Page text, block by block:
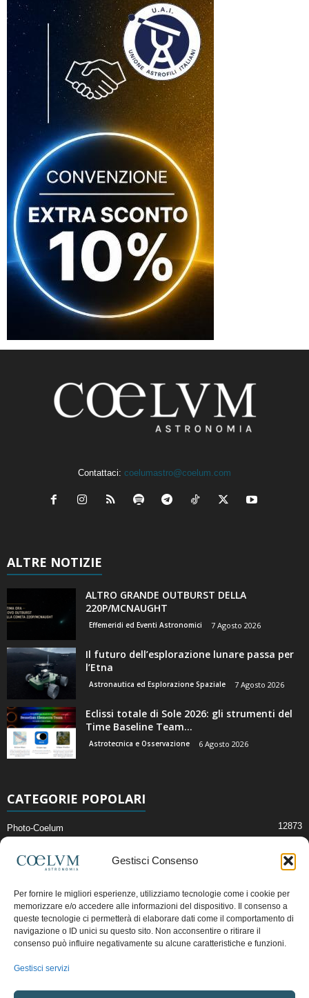
Gestisci Consenso
Per fornire le migliori esperienze, utilizziamo tecnologie come i cookie per
memorizzare e/o accedere alle informazioni del dispositivo. Il consenso a
queste tecnologie ci permetterà di elaborare dati come il comportamento di
navigazione o ID unici su questo sito. Non acconsentire o ritirare il
consenso può influire negativamente su alcune caratteristiche e funzioni.
Gestisci servizi
Contattaci: coelumastro@coelum.com
ALTRE NOTIZIE
ALTRO GRANDE OUTBURST DELLA
220P/MCNAUGHT
Effemeridi ed Eventi Astronomici 7 Agosto 2026
Il futuro dell’esplorazione lunare passa per
l’Etna
Astronautica ed Esplorazione Spaziale 7 Agosto 2026
Eclissi totale di Sole 2026: gli strumenti del
Time Baseline Team...
Astrotecnica e Osservazione 6 Agosto 2026
CATEGORIE POPOLARI
Photo-Coelum 12873
News di Astronomia 2411
Cielo del Mese
Astronomia, Astrofisica e Cosmologia
Articoli e Risorse On-Line